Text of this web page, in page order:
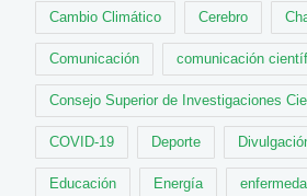
Cambio Climático Cerebro
Comunicación comunicación
Consejo Superior de Investigaciones
COVID-19 Deporte
Educación Energía